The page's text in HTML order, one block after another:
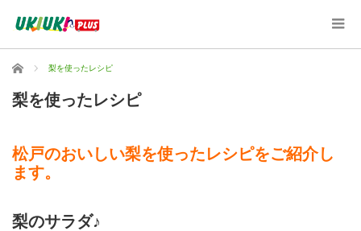
ホーム 梨を使ったレシピ
梨を使ったレシピ
松戸のおいしい梨を使ったレシピをご紹介し
ます。
梨のサラダ♪